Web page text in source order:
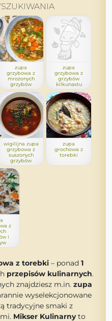
zupa
grzybowa z
mrożonych
grzybów
zupa
grzybowa z
grzybów
kilkunastu
wigilijna zupa
grzybowa z
suszonych
grzybów
zupa
grochowa z
torebki
z
i
z torebki– ponad 1
przepisów kulinarnych.
znajdziesz m.in. zupa
wyselekcjonowane
tradycyjne smaki z
Mikser Kulinarnyto